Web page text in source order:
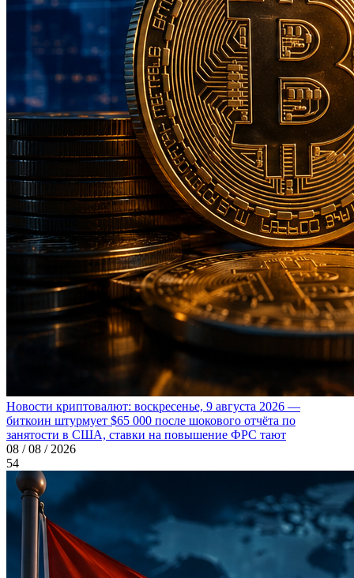
Новости криптовалют: воскресенье, 9 августа 2026 —
биткоин штурмует $65 000 после шокового отчёта по
занятости в США, ставки на повышение ФРС тают
08 / 08 / 2026
54